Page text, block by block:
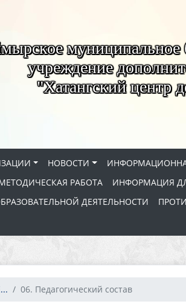
муниципальное
учреждение
"Хатангский центр
НОВОСТИ
РАБОТА
ИНФОРМАЦИЯ
ДЕЯТЕЛЬНОСТИ
06. Педагогический состав